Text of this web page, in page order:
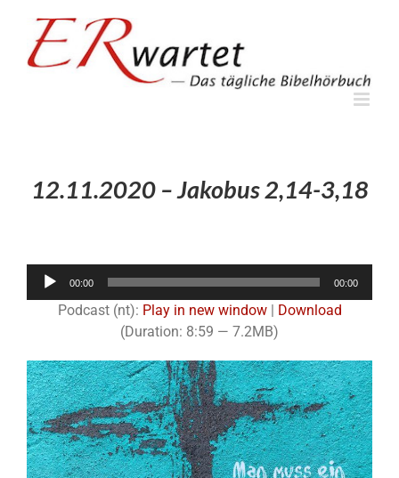
springen
12.11.2020 – Jakobus 2,14-3,18
00:00 00:00
Podcast (nt): Play in new window| Download
(Duration: 8:59 — 7.2MB)